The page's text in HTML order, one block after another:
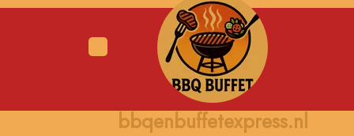
Skip
bbqenbuffetexpress.nl